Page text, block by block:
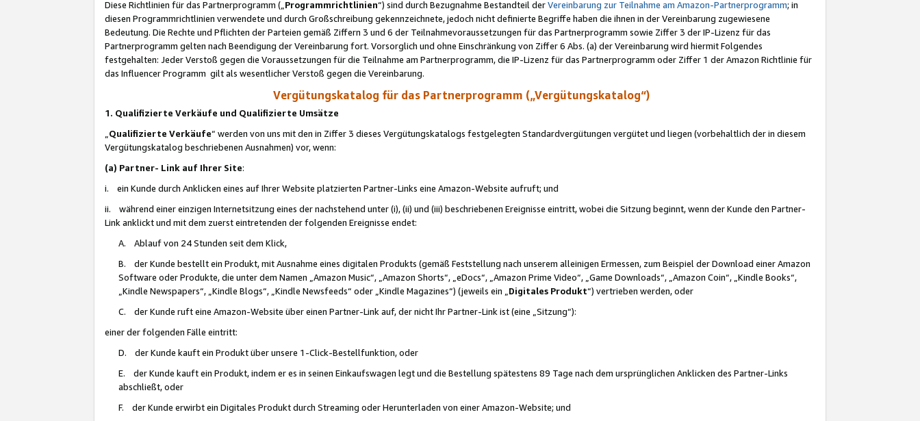
Diese Richtlinien für das Partnerprogramm („Programmrichtlinien“) sind durch Bezugnahme Bestandteil derVereinbarung zur Teilnahme am Amazon-Partnerprogramm; in
diesen Programmrichtlinien verwendete und durch Großschreibung gekennzeichnete, jedoch nicht definierte Begriffe haben die ihnen in der Vereinbarung zugewiesene
Bedeutung. Die Rechte und Pflichten der Parteien gemäß Ziffern 3 und 6 der Teilnahmevoraussetzungen für das Partnerprogramm sowie Ziffer 3 der IP-Lizenz für das
Partnerprogramm gelten nach Beendigung der Vereinbarung fort. Vorsorglich und ohne Einschränkung von Ziffer 6 Abs. (a) der Vereinbarung wird hiermit Folgendes
festgehalten: Jeder Verstoß gegen die Voraussetzungen für die Teilnahme am Partnerprogramm, die IP-Lizenz für das Partnerprogramm oder Ziffer 1 der Amazon Richtlinie für
das Influencer Programm gilt als wesentlicher Verstoß gegen die Vereinbarung.
Vergütungskatalog für das Partnerprogramm („Vergütungskatalog“)
1. Qualifizierte Verkäufe und Qualifizierte Umsätze
Qualifizierte Verkäufe“ werden von uns mit den in Ziffer 3 dieses Vergütungskatalogs festgelegten Standardvergütungen vergütet und liegen (vorbehaltlich der in diesem
Vergütungskatalog beschriebenen Ausnahmen) vor, wenn:
(a) Partner- Link auf Ihrer Site:
i. ein Kunde durch Anklicken eines auf Ihrer Website platzierten Partner-Links eine Amazon-Website aufruft; und
ii. während einer einzigen Internetsitzung eines der nachstehend unter (i), (ii) und (iii) beschriebenen Ereignisse eintritt, wobei die Sitzung beginnt, wenn der Kunde den Partner-
Link anklickt und mit dem zuerst eintretenden der folgenden Ereignisse endet:
A. Ablauf von 24 Stunden seit dem Klick,
B. der Kunde bestellt ein Produkt, mit Ausnahme eines digitalen Produkts (gemäß Feststellung nach unserem alleinigen Ermessen, zum Beispiel der Download einer Amazon
Software oder Produkte, die unter dem Namen „Amazon Music“, „Amazon Shorts“, „eDocs“, „Amazon Prime Video“, „Game Downloads“, „Amazon Coin“, „Kindle Books“,
„Kindle Newspapers“, „Kindle Blogs“, „Kindle Newsfeeds“ oder „Kindle Magazines“) (jeweils ein „ Digitales Produkt“) vertrieben werden, oder
C. der Kunde ruft eine Amazon-Website über einen Partner-Link auf, der nicht Ihr Partner-Link ist (eine „Sitzung“):
einer der folgenden Fälle eintritt:
D. der Kunde kauft ein Produkt über unsere 1-Click-Bestellfunktion, oder
E. der Kunde kauft ein Produkt, indem er es in seinen Einkaufswagen legt und die Bestellung spätestens 89 Tage nach dem ursprünglichen Anklicken des Partner-Links
abschließt, oder
F. der Kunde erwirbt ein Digitales Produkt durch Streaming oder Herunterladen von einer Amazon-Website; und